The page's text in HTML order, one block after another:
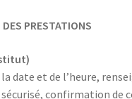
PRESTATIONS
date et de l’heure,
confirmation de